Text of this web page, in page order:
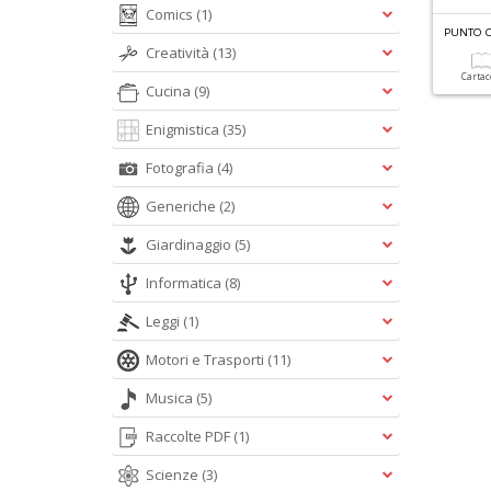
Comics (1)
Creatività (13)
Cucina (9)
Enigmistica (35)
Fotografia (4)
Generiche (2)
Giardinaggio (5)
Informatica (8)
Leggi (1)
Motori e Trasporti (11)
Musica (5)
Raccolte PDF (1)
Scienze (3)